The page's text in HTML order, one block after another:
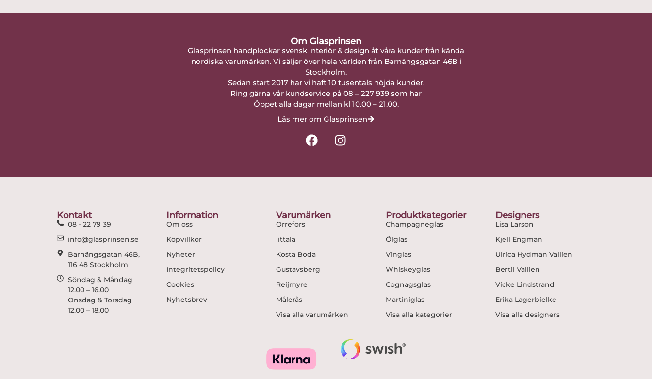
Om Glasprinsen
Glasprinsen handplockar svensk interiör & design åt våra kunder från kända
nordiska varumärken. Vi säljer över hela världen från Barnängsgatan 46B i
Stockholm.
Sedan start 2017 har vi haft 10 tusentals nöjda kunder.
Ring gärna vår kundservice på 08 – 227 939 som har
Öppet alla dagar mellan kl 10.00 – 21.00.
Läs mer om Glasprinsen
F
a
k
I
n
Kontakt
08 - 22 79 39
info@glasprinsen.se
Barnängsgatan 46B,
116 48 Stockholm
Söndag & Måndag
12.00 – 16.00
Onsdag & Torsdag
12.00 – 18.00
Information
Om oss
Köpvillkor
Nyheter
Integritetspolicy
Cookies
Nyhetsbrev
Varumärken
Orrefors
Iittala
Kosta Boda
Gustavsberg
Reijmyre
Målerås
Visa alla varumärken
Produktkategorier
Champagneglas
Ölglas
Vinglas
Whiskeyglas
Cognagsglas
Martiniglas
Visa alla kategorier
Designers
Lisa Larson
Kjell Engman
Ulrica Hydman Vallien
Bertil Vallien
Vicke Lindstrand
Erika Lagerbielke
Visa alla designers